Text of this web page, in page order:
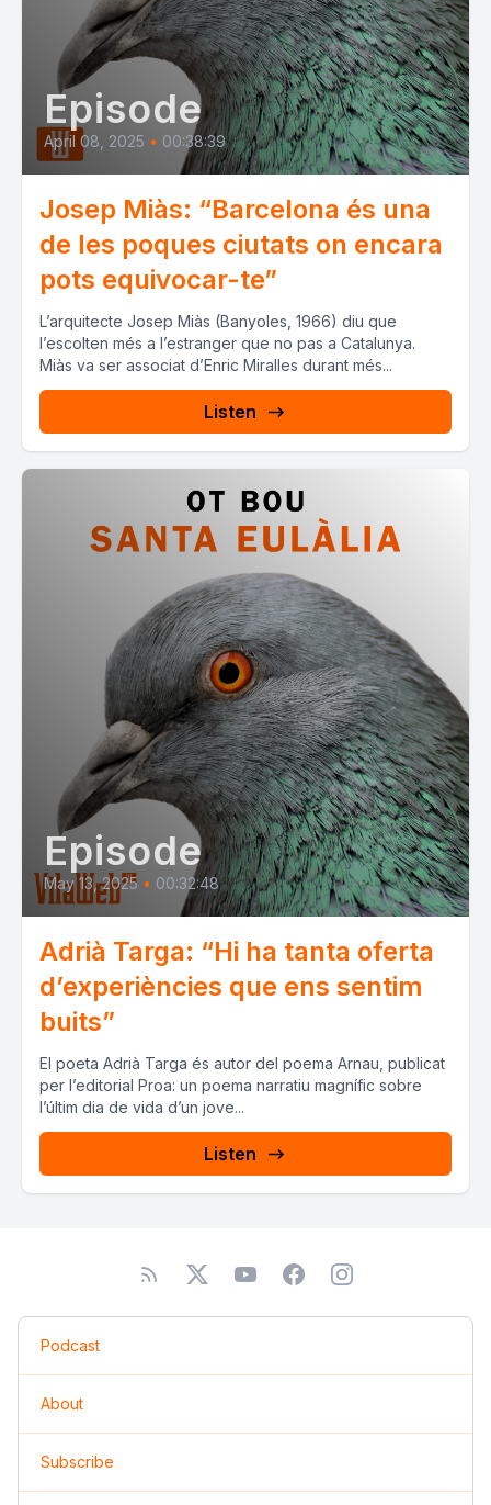
Episode
April 08, 2025 • 00:38:39
Josep Miàs: “Barcelona és una
de les poques ciutats on encara
pots equivocar-te”
L’arquitecte Josep Miàs (Banyoles, 1966) diu que
l’escolten més a l’estranger que no pas a Catalunya.
Miàs va ser associat d’Enric Miralles durant més...
Listen
Episode
May 13, 2025 • 00:32:48
Adrià Targa: “Hi ha tanta oferta
d’experiències que ens sentim
buits”
El poeta Adrià Targa és autor del poema Arnau, publicat
per l’editorial Proa: un poema narratiu magnífic sobre
l’últim dia de vida d’un jove...
Listen
Podcast
About
Subscribe